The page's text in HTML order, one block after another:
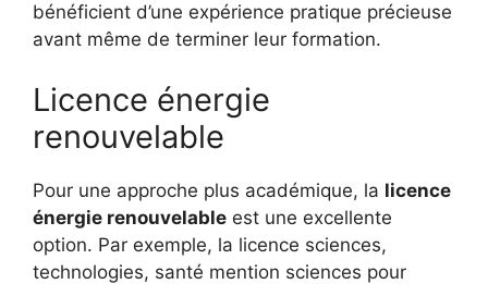
bénéficient d’une expérience pratique précieuse
avant même de terminer leur formation.
Licence énergie
renouvelable
Pour une approche plus académique, la licence
énergie renouvelable est une excellente
option. Par exemple, la licence sciences,
technologies, santé mention sciences pour